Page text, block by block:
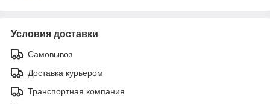
Условия доставки
Самовывоз
Доставка курьером
Транспортная компания